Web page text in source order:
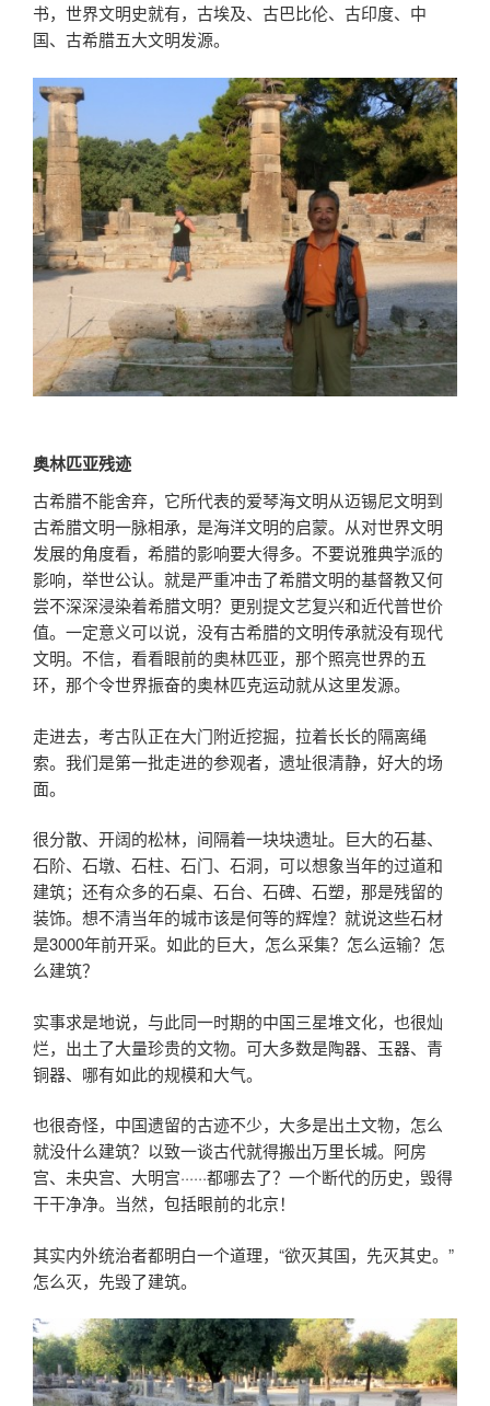
书，世界文明史就有，古埃及、古巴比伦、古印度、中
国、古希腊五大文明发源。
奥林匹亚残迹
古希腊不能舍弃，它所代表的爱琴海文明从迈锡尼文明到
古希腊文明一脉相承，是海洋文明的启蒙。从对世界文明
发展的角度看，希腊的影响要大得多。不要说雅典学派的
影响，举世公认。就是严重冲击了希腊文明的基督教又何
尝不深深浸染着希腊文明？更别提文艺复兴和近代普世价
值。一定意义可以说，没有古希腊的文明传承就没有现代
文明。不信，看看眼前的奥林匹亚，那个照亮世界的五
环，那个令世界振奋的奥林匹克运动就从这里发源。
走进去，考古队正在大门附近挖掘，拉着长长的隔离绳
索。我们是第一批走进的参观者，遗址很清静，好大的场
面。
很分散、开阔的松林，间隔着一块块遗址。巨大的石基、
石阶、石墩、石柱、石门、石洞，可以想象当年的过道和
建筑；还有众多的石桌、石台、石碑、石塑，那是残留的
装饰。想不清当年的城市该是何等的辉煌？就说这些石材
是3000年前开采。如此的巨大，怎么采集？怎么运输？怎
么建筑？
实事求是地说，与此同一时期的中国三星堆文化，也很灿
烂，出土了大量珍贵的文物。可大多数是陶器、玉器、青
铜器、哪有如此的规模和大气。
也很奇怪，中国遗留的古迹不少，大多是出土文物，怎么
就没什么建筑？以致一谈古代就得搬出万里长城。阿房
宫、未央宫、大明宫······都哪去了？一个断代的历史，毁得
干干净净。当然，包括眼前的北京！
其实内外统治者都明白一个道理，“欲灭其国，先灭其史。”
怎么灭，先毁了建筑。